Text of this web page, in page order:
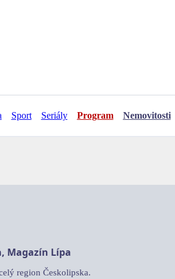
Sport Seriály Program Nemovitosti
Magazín Lípa
region Českolipska.